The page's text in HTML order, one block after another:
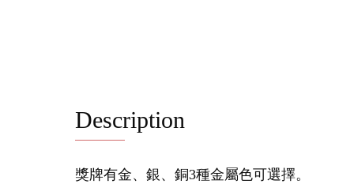
Description
獎牌有金、銀、銅3種金屬色可選擇。